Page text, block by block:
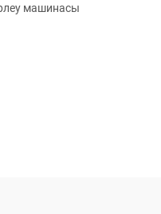
машинасы